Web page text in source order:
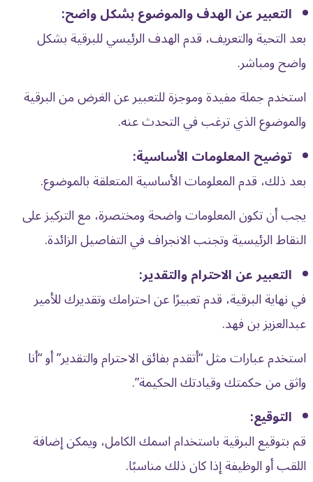
التعبير عن الهدف والموضوع بشكل واضح:
بعد التحية والتعريف، قدم الهدف الرئيسي للبرقية بشكل
واضح ومباشر.
استخدم جملة مفيدة وموجزة للتعبير عن الغرض من البرقية
والموضوع الذي ترغب في التحدث عنه.
توضيح المعلومات الأساسية:
بعد ذلك، قدم المعلومات الأساسية المتعلقة بالموضوع.
يجب أن تكون المعلومات واضحة ومختصرة، مع التركيز على
النقاط الرئيسية وتجنب الانجراف في التفاصيل الزائدة.
التعبير عن الاحترام والتقدير:
في نهاية البرقية، قدم تعبيرًا عن احترامك وتقديرك للأمير
عبدالعزيز بن فهد.
استخدم عبارات مثل “أتقدم بفائق الاحترام والتقدير” أو “أنا
واثق من حكمتك وقيادتك الحكيمة”.
التوقيع:
قم بتوقيع البرقية باستخدام اسمك الكامل، ويمكن إضافة
اللقب أو الوظيفة إذا كان ذلك مناسبًا.